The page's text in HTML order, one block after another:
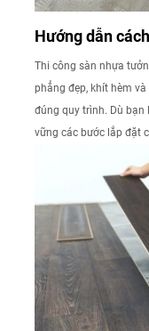
Hướng dẫn
Thi công sàn nhựa
phẳng đẹp, khít hèm
đúng quy trình. Dù bạn
vững các bước lắp đặt